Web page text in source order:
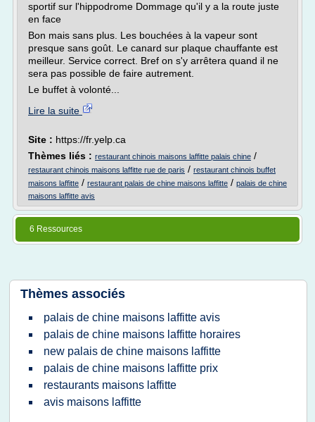
sportif sur l'hippodrome Dommage qu'il y a la route juste
en face
Bon mais sans plus. Les bouchées à la vapeur sont
presque sans goût. Le canard sur plaque chauffante est
meilleur. Service correct. Bref on s'y arrêtera quand il ne
sera pas possible de faire autrement.
Le buffet à volonté...
Lire la suite
Site : https://fr.yelp.ca
Thèmes liés : restaurant chinois maisons laffitte palais chine /
restaurant chinois maisons laffitte rue de paris / restaurant chinois buffet
maisons laffitte / restaurant palais de chine maisons laffitte / palais de chine
maisons laffitte avis
6 Ressources
Thèmes associés
palais de chine maisons laffitte avis
palais de chine maisons laffitte horaires
new palais de chine maisons laffitte
palais de chine maisons laffitte prix
restaurants maisons laffitte
avis maisons laffitte